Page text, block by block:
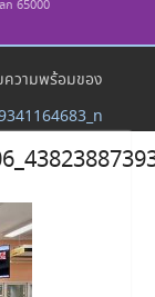
ก 65000
ความพร้อมของ